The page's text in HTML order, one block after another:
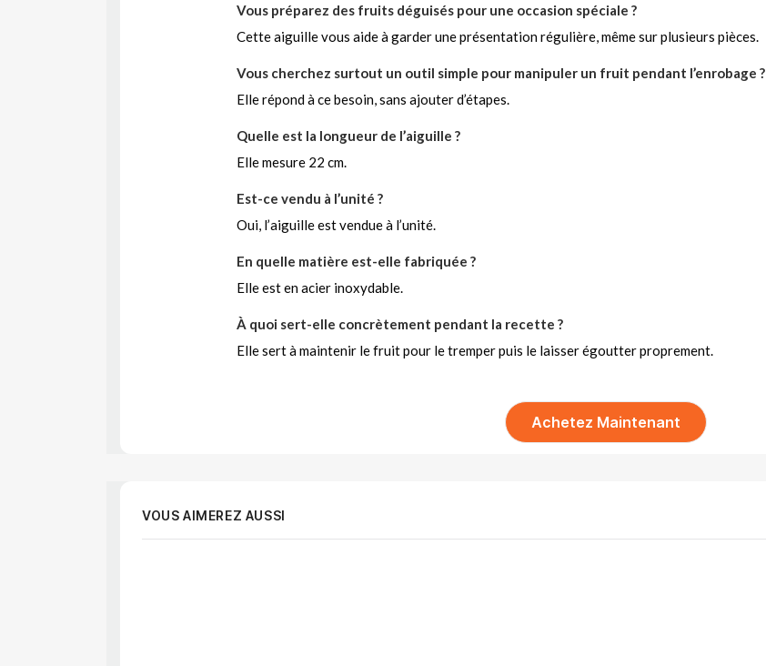
Vous préparez des fruits déguisés pour une occasion spéciale ?
Cette aiguille vous aide à garder une présentation régulière, même sur plusieurs pièces.
Vous cherchez surtout un outil simple pour manipuler un fruit pendant l’enrobage ?
Elle répond à ce besoin, sans ajouter d’étapes.
Quelle est la longueur de l’aiguille ?
Elle mesure 22 cm.
Est-ce vendu à l’unité ?
Oui, l’aiguille est vendue à l’unité.
En quelle matière est-elle fabriquée ?
Elle est en acier inoxydable.
À quoi sert-elle concrètement pendant la recette ?
Elle sert à maintenir le fruit pour le tremper puis le laisser égoutter proprement.
Achetez Maintenant
VOUS AIMEREZ AUSSI